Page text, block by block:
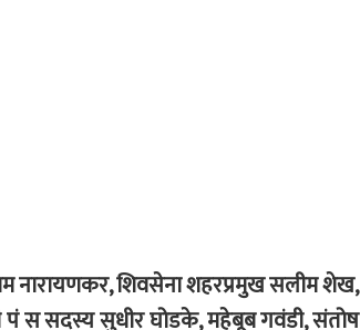
नारायणकर, शिवसेना शहरप्रमुख सलीम शेख,
पं स सदस्य सुधीर घोडके, महेबूब गवंडी, संतोष